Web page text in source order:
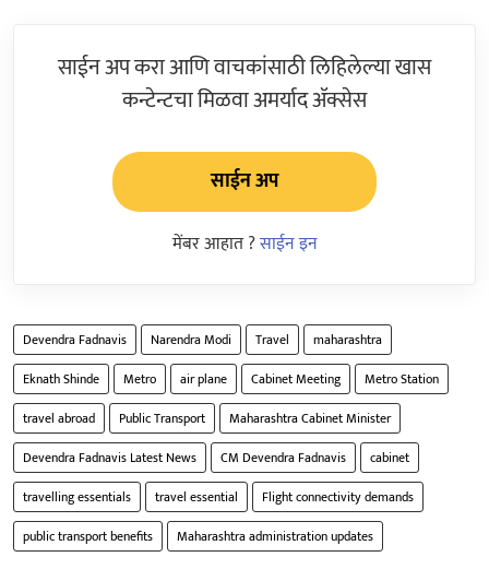
साईन अप करा आणि वाचकांसाठी लिहिलेल्या खास
कन्टेन्टचा मिळवा अमर्याद ॲक्सेस
साईन अप
मेंबर आहात ?साईन इन
Devendra Fadnavis Narendra Modi Travel
maharashtra
Eknath Shinde
Metro air plane Cabinet Meeting
Metro Station
travel abroad
Public Transport
Maharashtra Cabinet Minister
Devendra Fadnavis Latest News
CM Devendra Fadnavis
cabinet
travelling essentials
travel essential
Flight connectivity demands
public transport benefits
Maharashtra administration updates